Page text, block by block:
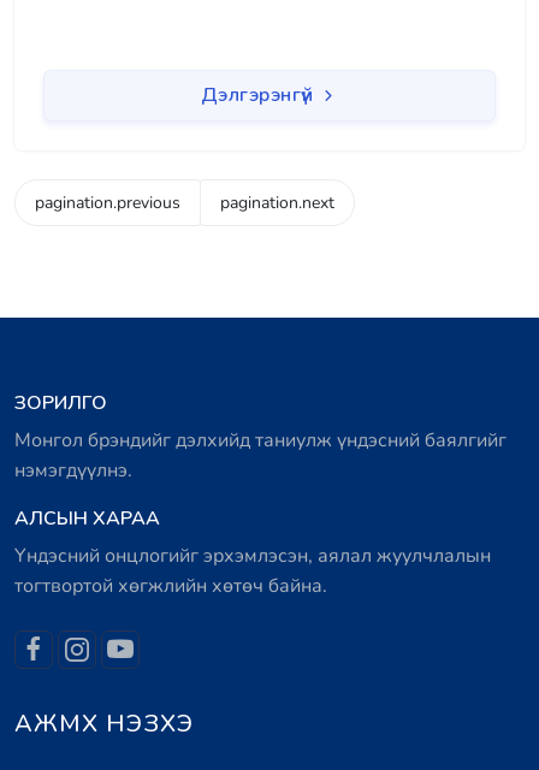
Дэлгэрэнгүй
pagination.previous pagination.next
ЗОРИЛГО
Монгол брэндийг дэлхийд таниулж үндэсний баялгийг
нэмэгдүүлнэ.
АЛСЫН ХАРАА
Үндэсний онцлогийг эрхэмлэсэн, аялал жуулчлалын
тогтвортой хөгжлийн хөтөч байна.
АЖМХ НЭЗХЭ